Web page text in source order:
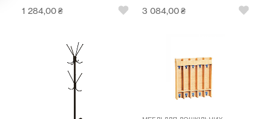
Освіта
1 284,00₴ 3 084,00₴